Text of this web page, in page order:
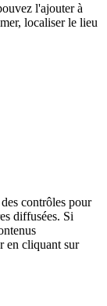
l'ajouter à
localiser le lieu
contrôles pour
diffusées. Si
en cliquant sur